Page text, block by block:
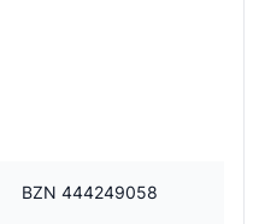
BZN 444249058